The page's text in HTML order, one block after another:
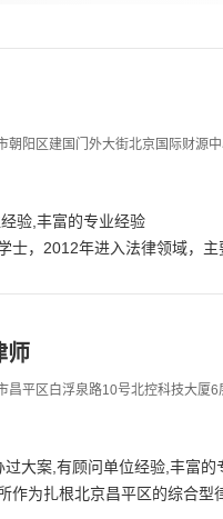
朝阳区建国门外大街北京国际财源中心
验,丰富的专业经验
十多年法律从业过程中，先后担任几十家大型公司、企业法律顾问。具有丰富的办案经验，在民商事及刑事诉讼等领域造诣精深，尤其擅长处理重大、疑难、复
师
昌平区白浮泉路10号北控科技大厦6
大量欠款追偿、买卖合同纠纷、民间借贷纠纷、企业商事争议等案件，既可为企业提供合同起草、审查、履约监管等前置风控服务，也能在纠纷发生后，通过协商、仲裁、诉讼等多种方式高效维权，帮助客户挽回经济损失，维护商业信誉。针对劳动仲裁、房产纠纷、工伤赔偿、交通事故等与民生紧密相关的法律需求，我们积累了丰富的办案经验。劳动维权方面，助力劳动者解决工资拖欠、工伤认定、劳动合同解除、经济补偿金争议等问题；房产事务中，妥善处理二手房买卖纠纷、房屋租赁争议、物业维权、房产继承过户等事宜；工伤赔偿与交通事故领域，熟练掌握伤残鉴定流程与赔偿标准，为伤者争取医疗费、误工费、伤残赔偿金等赔偿。我们坚信，专业的法律服务不仅需要扎实的法律知识，更需要对客户需求的深度洞察与全程负责的服务态度。自成立以来，我们始终坚持“一案一策”的服务模式，为每一位客户组建专属服务团队，全程跟进案件进展，及时反馈沟通，确保客户随时掌握案件动态。立足昌平，服务昌平，我们愿以专业、诚信、高效
房子该
通！
忆，?
[律师回复] 你好，妻子因失忆丧失独立生活能力，丈夫有扶养能力却长期离家、不付生活费不照料，属于遗弃；可起诉索要扶养费，离婚可主张过错赔偿，情节恶劣可提起刑事自诉追究遗弃罪。
吗?
[律师回复] 不知情且未用于共同生活可主张是其个人债务
可以报警吗?
2026-08-08
2026-08-08
被监护人属
岁，怎么查监
监护人的财产